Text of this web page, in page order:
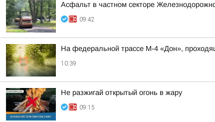
Асфальт в частном секторе
09:42
На федеральной трассе М-4 «Дон»,
10:39
Не разжигай открытый огонь в жару
09:15